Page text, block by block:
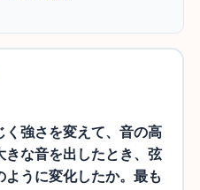
く強さを変えて、音の高
きな音を出したとき、弦
うに変化したか。最も